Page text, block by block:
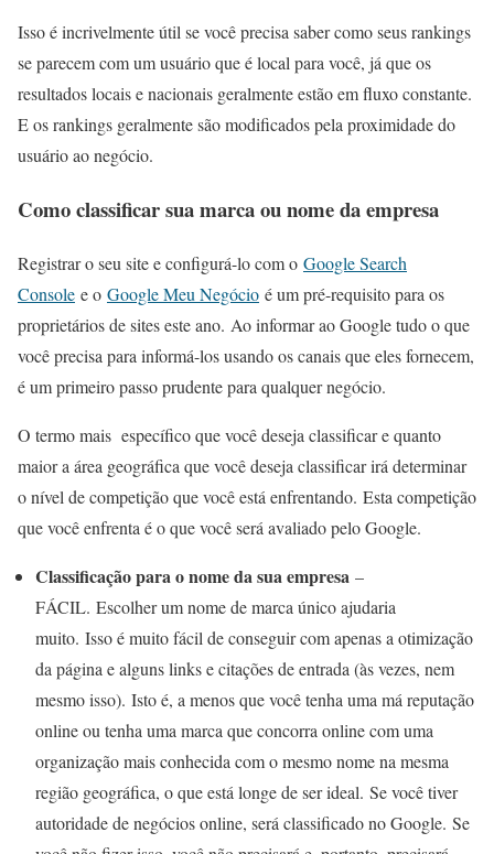
Isso é incrivelmente útil se você precisa saber como seus rankings
se parecem com um usuário que é local para você, já que os
resultados locais e nacionais geralmente estão em fluxo constante.
E os rankings geralmente são modificados pela proximidade do
usuário ao negócio.
Como classificar sua marca ou nome da empresa
Registrar o seu site e configurá-lo com o Google Search
Console e o Google Meu Negócio é um pré-requisito para os
proprietários de sites este ano. Ao informar ao Google tudo o que
você precisa para informá-los usando os canais que eles fornecem,
é um primeiro passo prudente para qualquer negócio.
O termo mais específico que você deseja classificar e quanto
maior a área geográfica que você deseja classificar irá determinar
o nível de competição que você está enfrentando. Esta competição
que você enfrenta é o que você será avaliado pelo Google.
Classificação para o nome da sua empresa –
FÁCIL. Escolher um nome de marca único ajudaria
muito. Isso é muito fácil de conseguir com apenas a otimização
da página e alguns links e citações de entrada (às vezes, nem
mesmo isso). Isto é, a menos que você tenha uma má reputação
online ou tenha uma marca que concorra online com uma
organização mais conhecida com o mesmo nome na mesma
região geográfica, o que está longe de ser ideal. Se você tiver
autoridade de negócios online, será classificado no Google. Se